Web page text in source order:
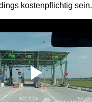
kostenpflichtig sein.